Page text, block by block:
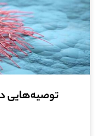
توصیه‌هایی